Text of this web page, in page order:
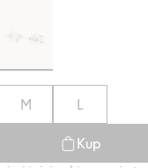
M L
Kup